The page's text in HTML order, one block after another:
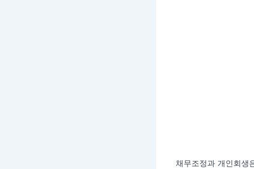
채무조정과 개인회생